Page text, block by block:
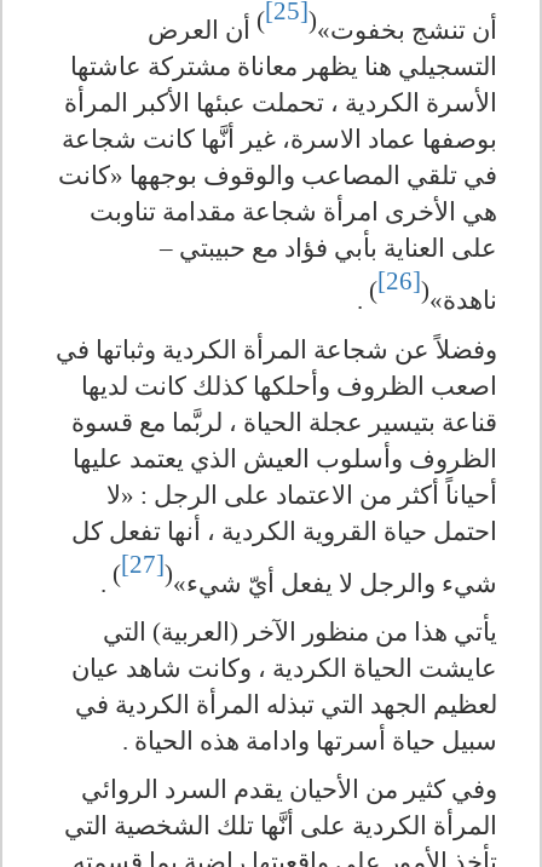
أن تنشج بخفوت»(
[25]
) أن العرض
التسجيلي هنا يظهر معاناة مشتركة عاشتها
الأسرة الكردية ، تحملت عبئها الأكبر المرأة
بوصفها عماد الاسرة، غير أنَّها كانت شجاعة
في تلقي المصاعب والوقوف بوجهها «كانت
هي الأخرى امرأة شجاعة مقدامة تناوبت
على العناية بأبي فؤاد مع حبيبتي –
ناهدة»(
[26]
)
.
وفضلاً عن شجاعة المرأة الكردية وثباتها في
اصعب الظروف وأحلكها كذلك كانت لديها
قناعة بتيسير عجلة الحياة ، لربَّما مع قسوة
الظروف وأسلوب العيش الذي يعتمد عليها
أحياناً أكثر من الاعتماد على الرجل : «لا
احتمل حياة القروية الكردية ، أنها تفعل كل
شيء والرجل لا يفعل أيّ شيء»(
[27]
)
.
يأتي هذا من منظور الآخر (العربية) التي
عايشت الحياة الكردية ، وكانت شاهد عيان
لعظيم الجهد التي تبذله المرأة الكردية في
سبيل حياة أسرتها وادامة هذه الحياة .
وفي كثير من الأحيان يقدم السرد الروائي
المرأة الكردية على أنَّها تلك الشخصية التي